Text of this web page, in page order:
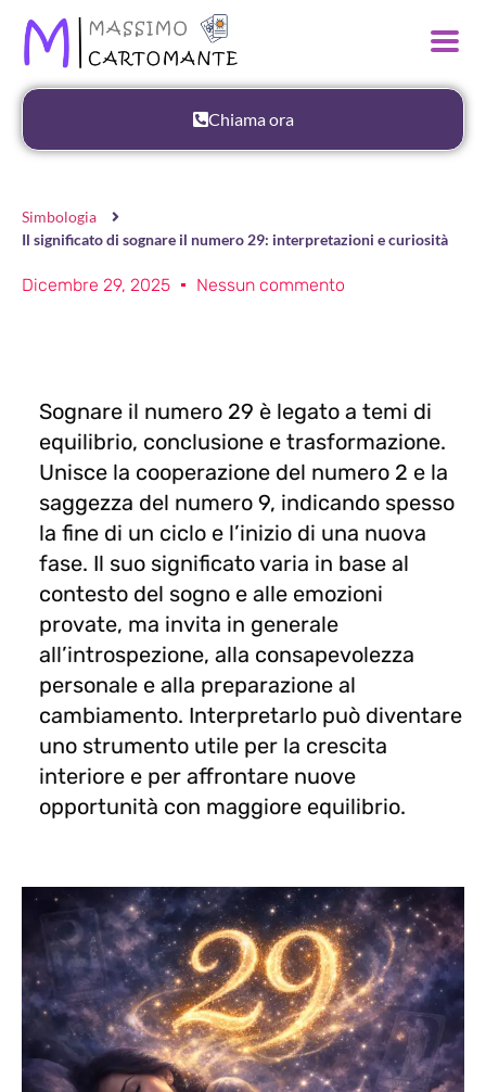
Chiama ora
Simbologia
Il significato di sognare il numero 29: interpretazioni e curiosità
Dicembre 29, 2025 Nessun commento
Sognare il numero 29 è legato a temi di
equilibrio, conclusione e trasformazione.
Unisce la cooperazione del numero 2 e la
saggezza del numero 9, indicando spesso
la fine di un ciclo e l’inizio di una nuova
fase. Il suo significato varia in base al
contesto del sogno e alle emozioni
provate, ma invita in generale
all’introspezione, alla consapevolezza
personale e alla preparazione al
cambiamento. Interpretarlo può diventare
uno strumento utile per la crescita
interiore e per affrontare nuove
opportunità con maggiore equilibrio.